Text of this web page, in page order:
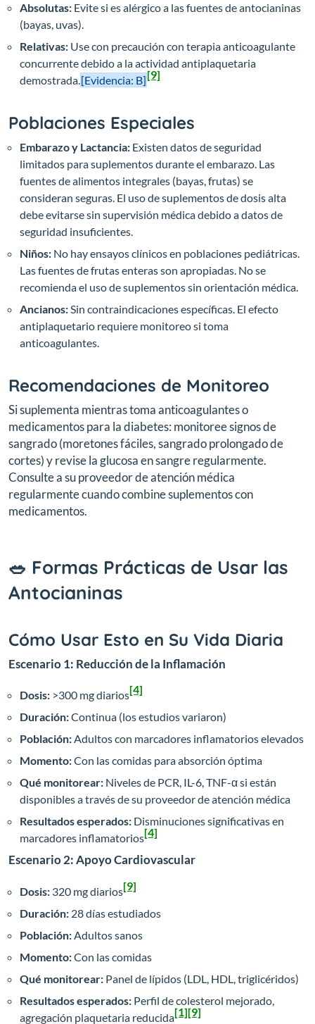
Absolutas: Evite si es alérgico a las fuentes de antocianinas
(bayas, uvas).
Relativas: Use con precaución con terapia anticoagulante
concurrente debido a la actividad antiplaquetaria
demostrada.[Evidencia: B][9]
Poblaciones Especiales
Embarazo y Lactancia: Existen datos de seguridad
limitados para suplementos durante el embarazo. Las
fuentes de alimentos integrales (bayas, frutas) se
consideran seguras. El uso de suplementos de dosis alta
debe evitarse sin supervisión médica debido a datos de
seguridad insuficientes.
Niños: No hay ensayos clínicos en poblaciones pediátricas.
Las fuentes de frutas enteras son apropiadas. No se
recomienda el uso de suplementos sin orientación médica.
Ancianos:Sin contraindicaciones específicas. El efecto
antiplaquetario requiere monitoreo si toma
anticoagulantes.
Recomendaciones de Monitoreo
Si suplementa mientras toma anticoagulantes o
medicamentos para la diabetes: monitoree signos de
sangrado (moretones fáciles, sangrado prolongado de
cortes) y revise la glucosa en sangre regularmente.
Consulte a su proveedor de atención médica
regularmente cuando combine suplementos con
medicamentos.
🥗 Formas Prácticas de Usar las
Antocianinas
Cómo Usar Esto en Su Vida Diaria
Escenario 1: Reducción de la Inflamación
Dosis: >300 mg diarios[4]
Duración:Continua (los estudios variaron)
Población:Adultos con marcadores inflamatorios elevados
Momento:Con las comidas para absorción óptima
Qué monitorear: Niveles de PCR, IL-6, TNF-α si están
disponibles a través de su proveedor de atención médica
Resultados esperados: Disminuciones significativas en
marcadores inflamatorios[4]
Escenario 2: Apoyo Cardiovascular
Dosis: 320 mg diarios[9]
Duración: 28 días estudiados
Población:Adultos sanos
Momento:Con las comidas
Qué monitorear: Panel de lípidos (LDL, HDL, triglicéridos)
Resultados esperados: Perfil de colesterol mejorado,
agregación plaquetaria reducida[1][9]